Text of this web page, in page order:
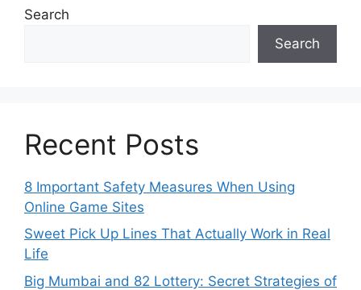
Search
Search
Recent Posts
8 Important Safety Measures When Using
Online Game Sites
Sweet Pick Up Lines That Actually Work in Real
Life
Big Mumbai and 82 Lottery: Secret Strategies of